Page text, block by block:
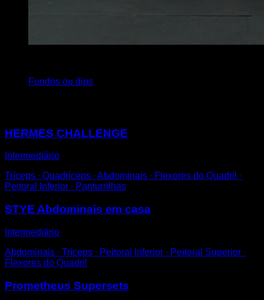
Fundos ou dips
HERMES CHALLENGE
Intermediário
Tríceps ∙ Quadríceps ∙ Abdominais ∙ Flexores do Quadril ∙
Peitoral Inferior ∙ Panturrilhas
STYE Abdominais em casa
Intermediário
Abdominais ∙ Tríceps ∙ Peitoral Inferior ∙ Peitoral Superior ∙
Flexores do Quadril
Prometheus Supersets